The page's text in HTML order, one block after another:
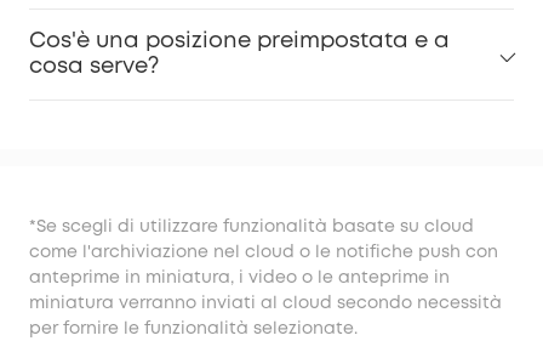
Cos'è una posizione preimpostata e a
cosa serve?
*Se scegli di utilizzare funzionalità basate su cloud
come l'archiviazione nel cloud o le notifiche push con
anteprime in miniatura, i video o le anteprime in
miniatura verranno inviati al cloud secondo necessità
per fornire le funzionalità selezionate.